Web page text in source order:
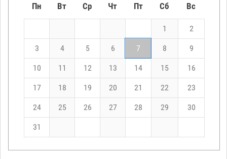
Пн Вт Ср Чт Пт Сб Вс
1 2
3 4 5 6 7 8 9
10 11 12 13 14 15 16
17 18 19 20 21 22 23
24 25 26 27 28 29 30
31